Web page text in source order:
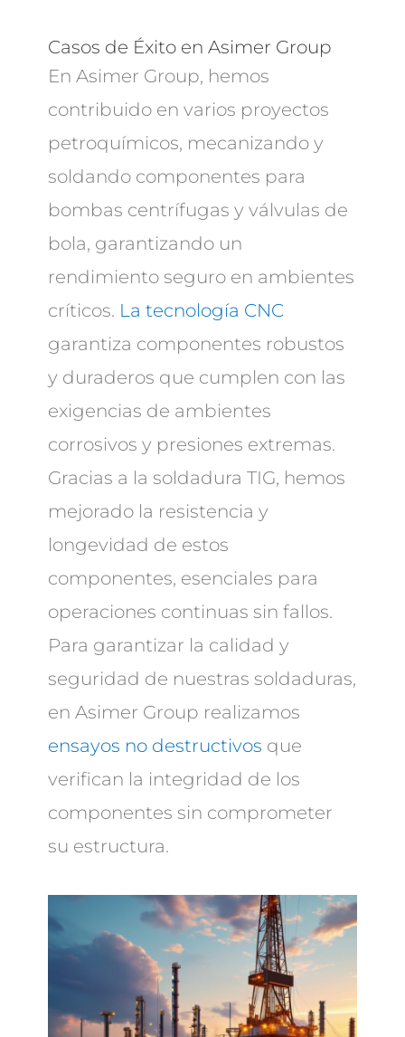
Casos de Éxito en Asimer Group
En Asimer Group, hemos
contribuido en varios proyectos
petroquímicos, mecanizando y
soldando componentes para
bombas centrífugas y válvulas de
bola, garantizando un
rendimiento seguro en ambientes
críticos. La tecnología CNC
garantiza componentes robustos
y duraderos que cumplen con las
exigencias de ambientes
corrosivos y presiones extremas.
Gracias a la soldadura TIG, hemos
mejorado la resistencia y
longevidad de estos
componentes, esenciales para
operaciones continuas sin fallos.
Para garantizar la calidad y
seguridad de nuestras soldaduras,
en Asimer Group realizamos
ensayos no destructivos que
verifican la integridad de los
componentes sin comprometer
su estructura.